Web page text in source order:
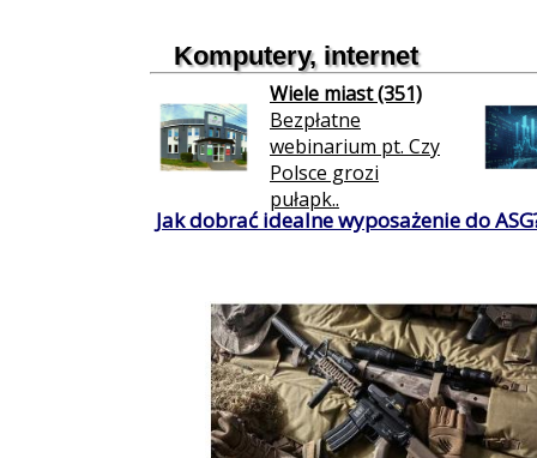
Komputery, internet
Wiele miast (351)
Bezpłatne
webinarium pt. Czy
Polsce grozi
pułapk..
Jak dobrać idealne wyposażenie do